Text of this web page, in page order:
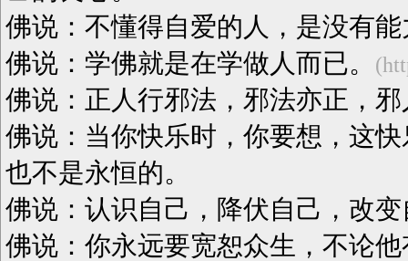
佛说：不懂得自爱的人，是没有
佛说：学佛就是在学做人而已。
佛说：正人行邪法，邪法亦正，
佛说：当你快乐时，你要想，这
也不是永恒的。
佛说：认识自己，降伏自己，改
佛说：你永远要宽恕众生，不论